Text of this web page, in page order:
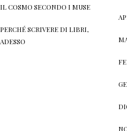
IL COSMO SECONDO I MUSE
PERCHÉ SCRIVERE DI LIBRI,
ADESSO